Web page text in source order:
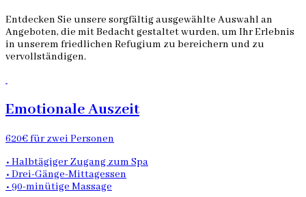
Entdecken Sie unsere sorgfältig ausgewählte Auswahl an
Angeboten, die mit Bedacht gestaltet wurden, um Ihr Erlebnis
in unserem friedlichen Refugium zu bereichern und zu
vervollständigen.
Emotionale Auszeit
620€ für zwei Personen
• Halbtägiger Zugang zum Spa
• Drei-Gänge-Mittagessen
• 90-minütige Massage